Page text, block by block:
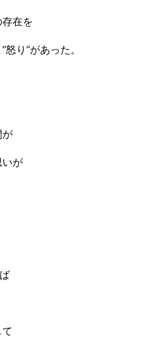
在を
り”があった。
が
いが